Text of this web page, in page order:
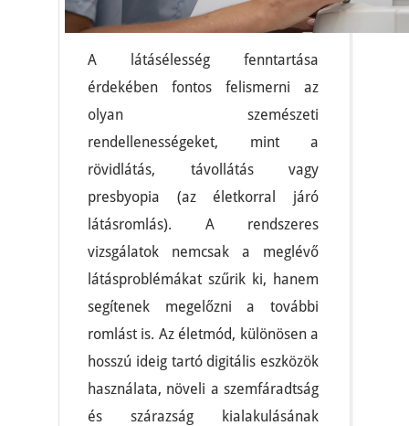
A látásélesség fenntartása
érdekében fontos felismerni az
olyan szemészeti
rendellenességeket, mint a
rövidlátás, távollátás vagy
presbyopia (az életkorral járó
látásromlás). A rendszeres
vizsgálatok nemcsak a meglévő
látásproblémákat szűrik ki, hanem
segítenek megelőzni a további
romlást is. Az életmód, különösen a
hosszú ideig tartó digitális eszközök
használata, növeli a szemfáradtság
és szárazság kialakulásának